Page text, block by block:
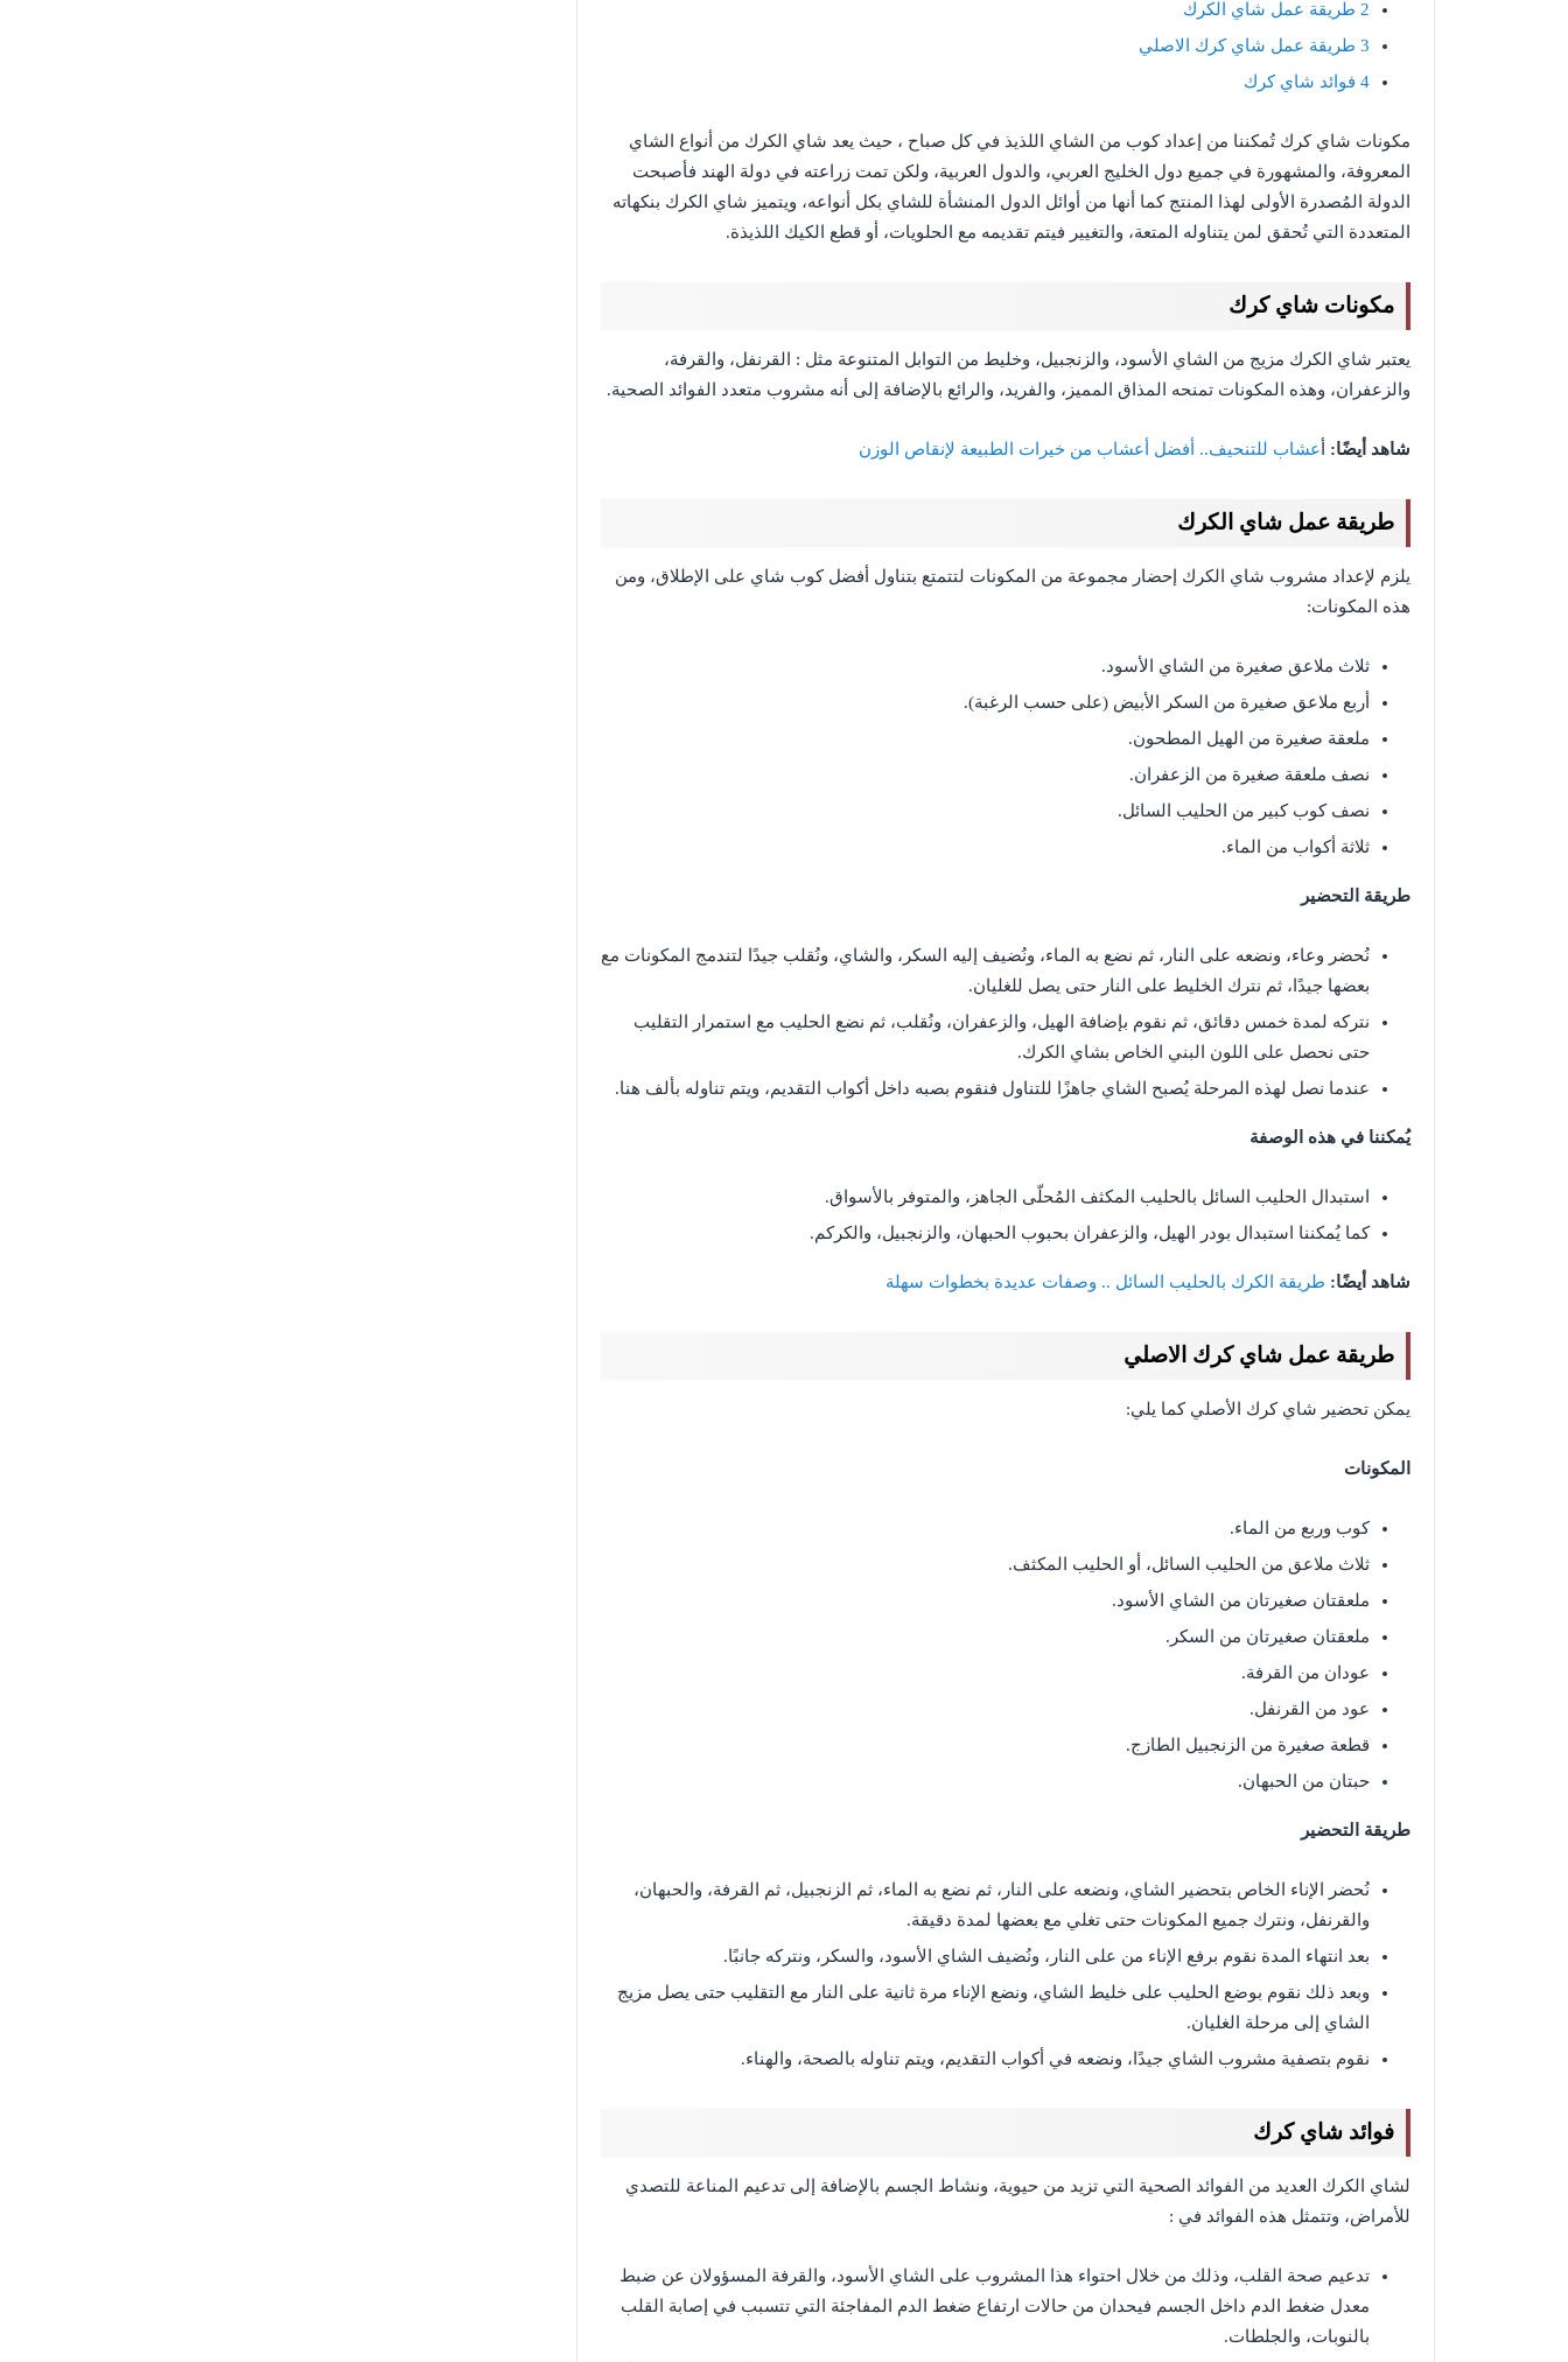
2 طريقة عمل شاي الكرك
3 طريقة عمل شاي كرك الاصلي
4 فوائد شاي كرك
مكونات شاي كرك تُمكننا من إعداد كوب من الشاي اللذيذ في كل صباح ، حيث يعد شاي الكرك من أنواع الشاي
المعروفة، والمشهورة في جميع دول الخليج العربي، والدول العربية، ولكن تمت زراعته في دولة الهند فأصبحت
الدولة المُصدرة الأولى لهذا المنتج كما أنها من أوائل الدول المنشأة للشاي بكل أنواعه، ويتميز شاي الكرك بنكهاته
المتعددة التي تُحقق لمن يتناوله المتعة، والتغيير فيتم تقديمه مع الحلويات، أو قطع الكيك اللذيذة.
مكونات شاي كرك
يعتبر شاي الكرك مزيج من الشاي الأسود، والزنجبيل، وخليط من التوابل المتنوعة مثل : القرنفل، والقرفة،
والزعفران، وهذه المكونات تمنحه المذاق المميز، والفريد، والرائع بالإضافة إلى أنه مشروب متعدد الفوائد الصحية.
شاهد أيضًا: عشاب للتنحيف.. أفضل أعشاب من خيرات الطبيعة لإنقاص الوزن
طريقة عمل شاي الكرك
يلزم لإعداد مشروب شاي الكرك إحضار مجموعة من المكونات لتتمتع بتناول أفضل كوب شاي على الإطلاق، ومن
هذه المكونات:
ثلاث ملاعق صغيرة من الشاي الأسود.
أربع ملاعق صغيرة من السكر الأبيض (على حسب الرغبة).
ملعقة صغيرة من الهيل المطحون.
نصف ملعقة صغيرة من الزعفران.
نصف كوب كبير من الحليب السائل.
ثلاثة أكواب من الماء.
طريقة التحضير
نُحضر وعاء، ونضعه على النار، ثم نضع به الماء، ونُضيف إليه السكر، والشاي، ونُقلب جيدًا لتندمج المكونات مع
بعضها جيدًا، ثم نترك الخليط على النار حتى يصل للغليان.
نتركه لمدة خمس دقائق، ثم نقوم بإضافة الهيل، والزعفران، ونُقلب، ثم نضع الحليب مع استمرار التقليب
حتى نحصل على اللون البني الخاص بشاي الكرك.
عندما نصل لهذه المرحلة يُصبح الشاي جاهزًا للتناول فنقوم بصبه داخل أكواب التقديم، ويتم تناوله بألف هنا.
يُمكننا في هذه الوصفة
استبدال الحليب السائل بالحليب المكثف المُحلّى الجاهز، والمتوفر بالأسواق.
كما يُمكننا استبدال بودر الهيل، والزعفران بحبوب الحبهان، والزنجبيل، والكركم.
شاهد أيضًا: طريقة الكرك بالحليب السائل .. وصفات عديدة بخطوات سهلة
طريقة عمل شاي كرك الاصلي
يمكن تحضير شاي كرك الأصلي كما يلي:
المكونات
كوب وربع من الماء.
ثلاث ملاعق من الحليب السائل، أو الحليب المكثف.
ملعقتان صغيرتان من الشاي الأسود.
ملعقتان صغيرتان من السكر.
عودان من القرفة.
عود من القرنفل.
قطعة صغيرة من الزنجبيل الطازج.
حبتان من الحبهان.
طريقة التحضير
نُحضر الإناء الخاص بتحضير الشاي، ونضعه على النار، ثم نضع به الماء، ثم الزنجبيل، ثم القرفة، والحبهان،
والقرنفل، ونترك جميع المكونات حتى تغلي مع بعضها لمدة دقيقة.
بعد انتهاء المدة نقوم برفع الإناء من على النار، ونُضيف الشاي الأسود، والسكر، ونتركه جانبًا.
وبعد ذلك نقوم بوضع الحليب على خليط الشاي، ونضع الإناء مرة ثانية على النار مع التقليب حتى يصل مزيج
الشاي إلى مرحلة الغليان.
نقوم بتصفية مشروب الشاي جيدًا، ونضعه في أكواب التقديم، ويتم تناوله بالصحة، والهناء.
فوائد شاي كرك
لشاي الكرك العديد من الفوائد الصحية التي تزيد من حيوية، ونشاط الجسم بالإضافة إلى تدعيم المناعة للتصدي
للأمراض، وتتمثل هذه الفوائد في :
تدعيم صحة القلب، وذلك من خلال احتواء هذا المشروب على الشاي الأسود، والقرفة المسؤولان عن ضبط
معدل ضغط الدم داخل الجسم فيحدان من حالات ارتفاع ضغط الدم المفاجئة التي تتسبب في إصابة القلب
بالنوبات، والجلطات.